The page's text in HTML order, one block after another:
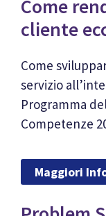
Come
cliente
Come
servizio
Programma
Competenze
Maggiori